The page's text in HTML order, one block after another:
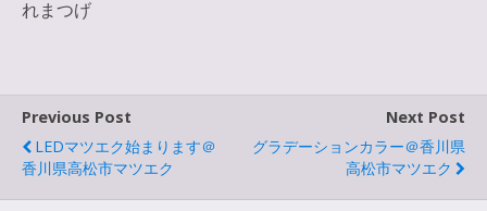
れまつげ
Previous Post
LEDマツエク始まります＠
香川県高松市マツエク
Next Post
グラデーションカラー＠香川県
高松市マツエク